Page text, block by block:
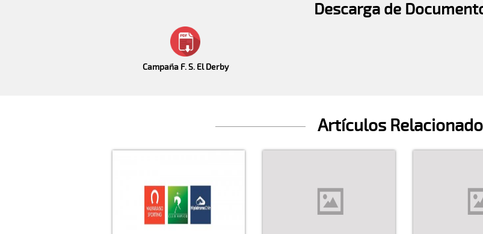
Descarga de
Campaña F. S. El Derby
Artículos